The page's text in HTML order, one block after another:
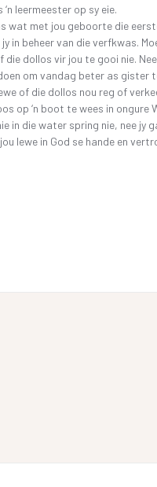
‘n leermeester op sy eie.
wat met jou geboorte die
jy in beheer van die verfkwas.
die dollos vir jou te gooi nie.
om vandag beter as gister
of die dollos nou reg of
op ‘n boot te wees in ongure
in die water spring nie, nee jy
lewe in God se hande en